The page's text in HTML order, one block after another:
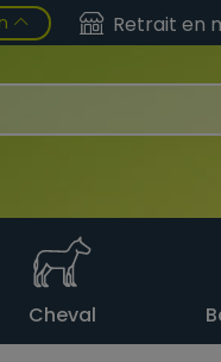
Retrait en
Cheval